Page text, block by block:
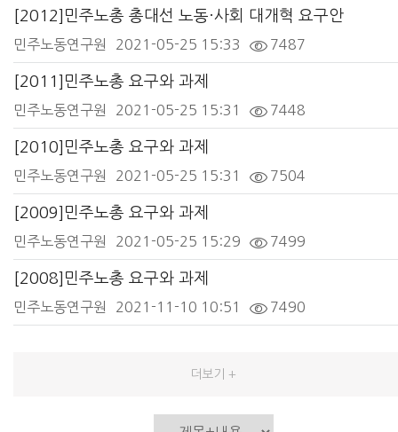
[2012]민주노총 총대선 노동·사회 대개혁 요구안
민주노동연구원 2021-05-25 15:33 7487
[2011]민주노총 요구와 과제
민주노동연구원 2021-05-25 15:31 7448
[2010]민주노총 요구와 과제
민주노동연구원 2021-05-25 15:31 7504
[2009]민주노총 요구와 과제
민주노동연구원 2021-05-25 15:29 7499
[2008]민주노총 요구와 과제
민주노동연구원 2021-11-10 10:51 7490
더보기 +